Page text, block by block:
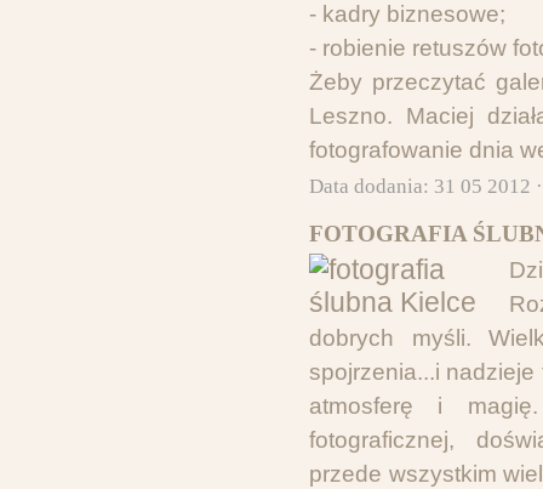
- kadry biznesowe;
- robienie retuszów
Żeby przeczytać
Leszno. Maciej
fotografowanie dnia
Data dodania: 31 05 2012
FOTOGRAFIA
dobrych myśli.
spojrzenia...i
atmosferę i
fotograficznej,
przede wszystkim